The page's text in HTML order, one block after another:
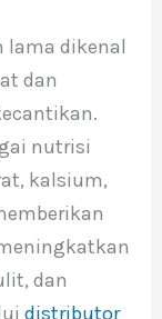
lama dikenal
dan
nutrisi
kalsium,
dan
distributor